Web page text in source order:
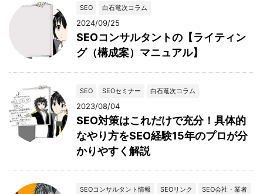
SEO 白石竜次コラム
2024/09/25
SEOコンサルタントの【ライティン
グ（構成案）マニュアル】
SEO SEOセミナー 白石竜次コラム
2023/08/04
SEO対策はこれだけで充分！具体的
なやり方をSEO経験15年のプロが分
かりやすく解説
SEOコンサルタント情報 SEOリンク
SEO会社・業者